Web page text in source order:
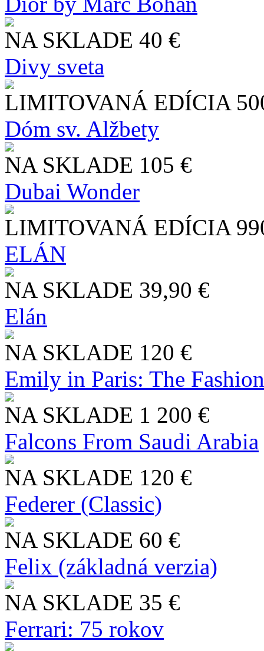
NA SKLADE 40 €
Divy sveta
LIMITOVANÁ EDÍCIA
Dóm sv. Alžbety
NA SKLADE 105 €
Dubai Wonder
LIMITOVANÁ EDÍCIA
ELÁN
NA SKLADE 39,90 €
Elán
NA SKLADE 120 €
Emily in Paris: The
NA SKLADE 1 200 €
Falcons From Saudi Arabia
NA SKLADE 120 €
Federer (Classic)
NA SKLADE 60 €
Felix (základná verzia)
NA SKLADE 35 €
Ferrari: 75 rokov